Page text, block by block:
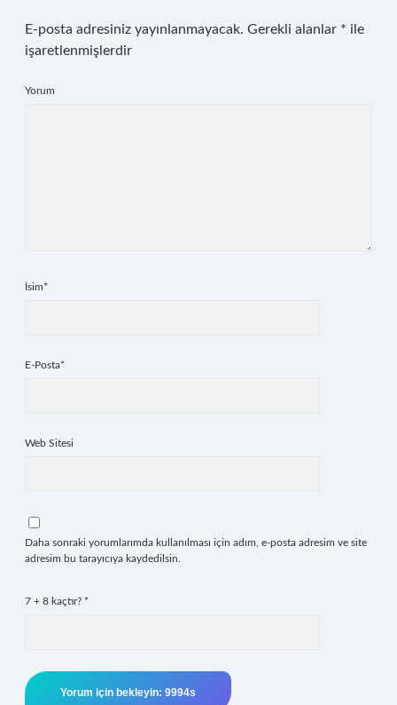
E-posta adresiniz yayınlanmayacak. Gerekli alanlar * ile
işaretlenmişlerdir
Yorum
İsim*
E-Posta*
Web Sitesi
Daha sonraki yorumlarımda kullanılması için adım, e-posta adresim ve site
adresim bu tarayıcıya kaydedilsin.
7 + 8 kaçtır? *